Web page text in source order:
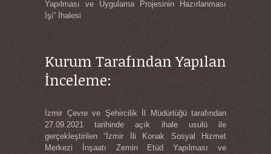
Yapılması ve Uygulama Projesinin Hazırlanması
İşi” İhalesi
Kurum Tarafından Yapılan
İnceleme:
İzmir Çevre ve Şehircilik İl Müdürlüğü tarafından
27.09.2021 tarihinde açık ihale usulü ile
gerçekleştirilen “İzmir İli Konak Sosyal Hizmet
Merkezi İnşaatı Zemin Etüd Yapılması ve